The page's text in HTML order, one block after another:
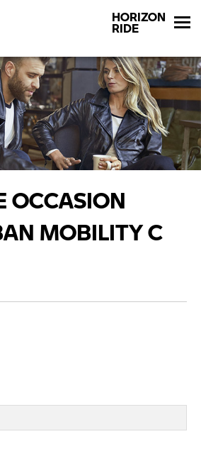
HORIZON
RIDE
OCCASION
MOBILITY C